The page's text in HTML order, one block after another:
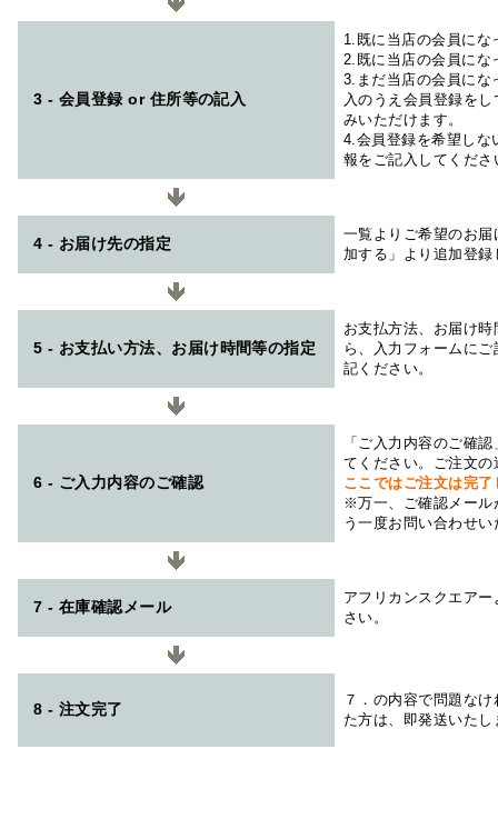
3 - 会員登録 or 住所等の記入
1.既に当店の会員にな
2.既に当店の会員にな
3.まだ当店の会員にな
入のうえ会員登録を
みいただけます。
4.会員登録を希望しな
報をご記入してくださ
4 - お届け先の指定
一覧よりご希望のお
加する」より追加登
5 - お支払い方法、お届け時間等の指定
お支払方法、お届け
ら、入力フォームに
記ください。
6 - ご入力内容のご確認
「ご入力内容のご確
てください。ご注文
ここではご注文は完
※万一、ご確認メール
う一度お問い合わせ
7 - 在庫確認メール
アフリカンスクエアー
さい。
8 - 注文完了
７．の内容で問題な
た方は、即発送いたし